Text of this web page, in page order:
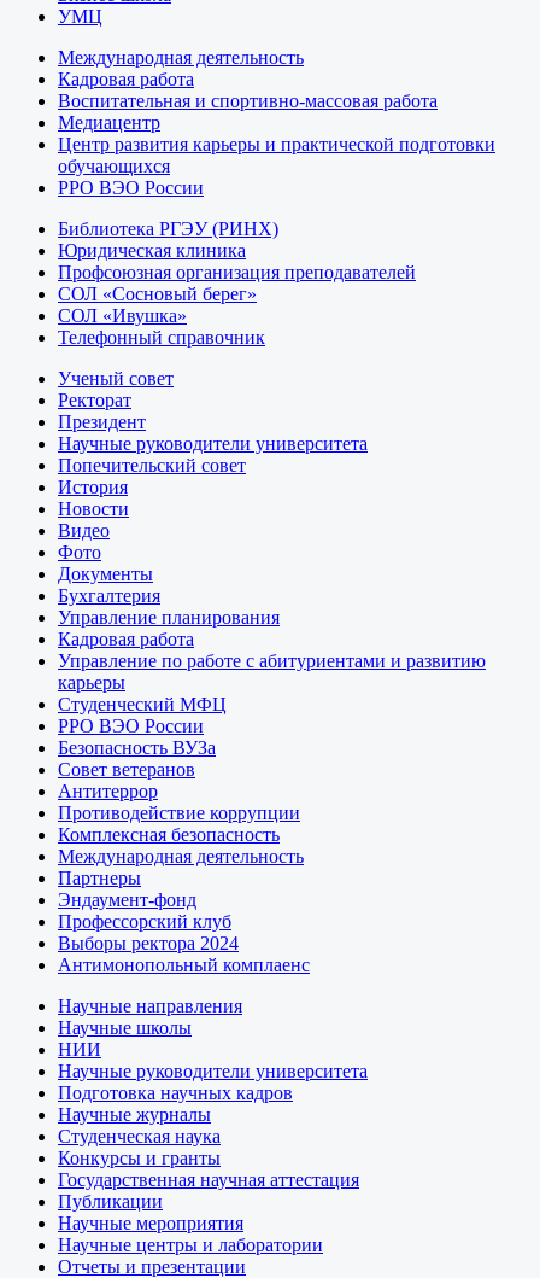
УМЦ
Международная деятельность
Кадровая работа
Воспитательная и спортивно-массовая работа
Медиацентр
Центр развития карьеры и практической подготовки
обучающихся
РРО ВЭО России
Библиотека РГЭУ (РИНХ)
Юридическая клиника
Профсоюзная организация преподавателей
СОЛ «Сосновый берег»
СОЛ «Ивушка»
Телефонный справочник
Ученый совет
Ректорат
Президент
Научные руководители университета
Попечительский совет
История
Новости
Видео
Фото
Документы
Бухгалтерия
Управление планирования
Кадровая работа
Управление по работе с абитуриентами и развитию
карьеры
Студенческий МФЦ
РРО ВЭО России
Безопасность ВУЗа
Совет ветеранов
Антитеррор
Противодействие коррупции
Комплексная безопасность
Международная деятельность
Партнеры
Эндаумент-фонд
Профессорский клуб
Выборы ректора 2024
Антимонопольный комплаенс
Научные направления
Научные школы
НИИ
Научные руководители университета
Подготовка научных кадров
Научные журналы
Студенческая наука
Конкурсы и гранты
Государственная научная аттестация
Публикации
Научные мероприятия
Научные центры и лаборатории
Отчеты и презентации